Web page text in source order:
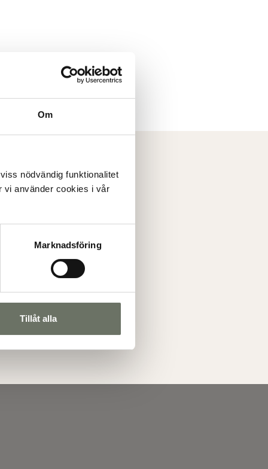
Om
nödvändig funktionalitet
vi använder cookies i vår
Marknadsföring
Tillåt alla